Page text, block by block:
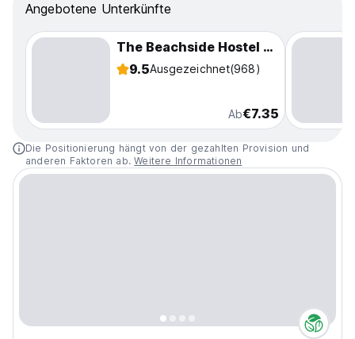
Angebotene Unterkünfte
The Beachside Hostel Anjuna
9.5Ausgezeichnet(968)
Ab€7.35
Die Positionierung hängt von der gezahlten Provision und
anderen Faktoren ab.Weitere Informationen